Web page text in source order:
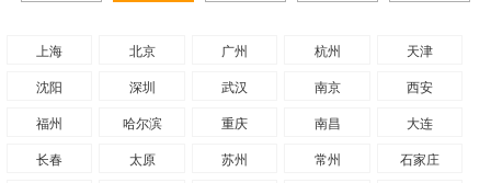
上海 北京 广州 杭州
天津
沈阳
深圳 武汉 南京
西安
福州
哈尔滨 重庆 南昌
大连
长春
太原 苏州 常州
石家庄